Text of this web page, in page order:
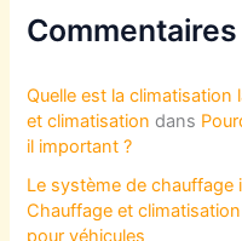
Quelle est la climatisation
et climatisation dans
il important ?
Le système de chauffage
Chauffage et climatisation
pour véhicules